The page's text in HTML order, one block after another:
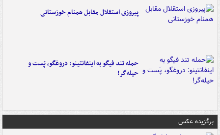
پیروزی استقلال مقابل همنام خوزستانی
حمله تند فیگو به اینفانتینو: دروغگو، پَست‌ و
حیله‌گر!
برگزیده عکس